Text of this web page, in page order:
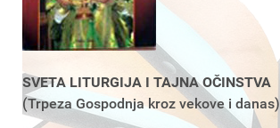
SVETA LITURGIJA I TAJNA OČINSTVA
(Trpeza Gospodnja kroz vekove i danas)